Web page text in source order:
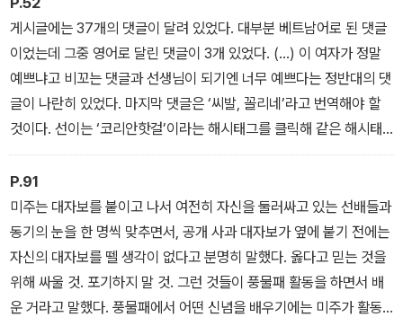
게시글에는 37개의 댓글이 달려 있었다. 대부분 베트남어로 된 댓글
이었는데 그중 영어로 달린 댓글이 3개 있었다. (…) 이 여자가 정말
예쁘냐고 비꼬는 댓글과 선생님이 되기엔 너무 예쁘다는 정반대의 댓
글이 나란히 있었다. 마지막 댓글은 ‘씨발, 꼴리네’라고 번역해야 할
것이다. 선이는 ‘코리안핫걸’이라는 해시태그를 클릭해 같은 해시태
그를 단 게시물을 검색해보았다. 속옷만 걸치고 가슴을 드러낸 여자
들의 사진이 쏟아졌다. 숨이 턱 하고 막히는 것 같았다. 말도 안 돼. 선
이는 자신이 꽌에게 가르쳐주고 싶었던 단어, ‘부당하다’와 ‘모욕적이
다’를 떠올렸다. 꽌 씨, 이건 부당해요. 이건 정말 모욕적이에요. 내게
이런 이름을 붙이지 마세요. 그리고 미주의 목소리가 머릿속에서 울
렸다. ‘그냥 넘어가서는 안 될 것 같아요.’
P.91
미주는 대자보를 붙이고 나서 여전히 자신을 둘러싸고 있는 선배들과
동기의 눈을 한 명씩 맞추면서, 공개 사과 대자보가 옆에 붙기 전에는
자신의 대자보를 뗄 생각이 없다고 분명히 말했다. 옳다고 믿는 것을
위해 싸울 것. 포기하지 말 것. 그런 것들이 풍물패 활동을 하면서 배
운 거라고 말했다. 풍물패에서 어떤 신념을 배우기에는 미주가 활동